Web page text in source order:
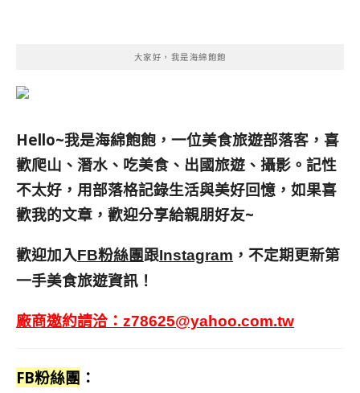
大家好，我是海綿飽飽
Hello~我是海綿飽飽，一位美食旅遊部落客， 喜
歡爬山、潛水、吃美食、出國旅遊、攝影。 記性
不太好，用部落格記錄生活與美好回憶， 如果喜
歡我的文章，歡迎分享給親朋好友~
歡迎加入FB粉絲團跟Instagram ，不定期更新第
一手美食旅遊資訊！
廠商邀約請洽： z78625@yahoo.com.tw
FB粉絲團 ：